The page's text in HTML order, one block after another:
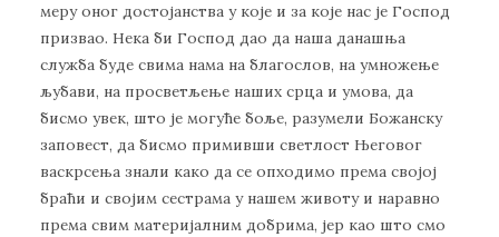
меру оног достојанства у које и за које нас је Господ
призвао. Нека би Господ дао да наша данашња
служба буде свима нама на благослов, на умножење
љубави, на просветљење наших срца и умова, да
бисмо увек, што је могуће боље, разумели Божанску
заповест, да бисмо примивши светлост Његовог
васкрсења знали како да се опходимо према својој
браћи и својим сестрама у нашем животу и наравно
према свим материјалним добрима, јер као што смо